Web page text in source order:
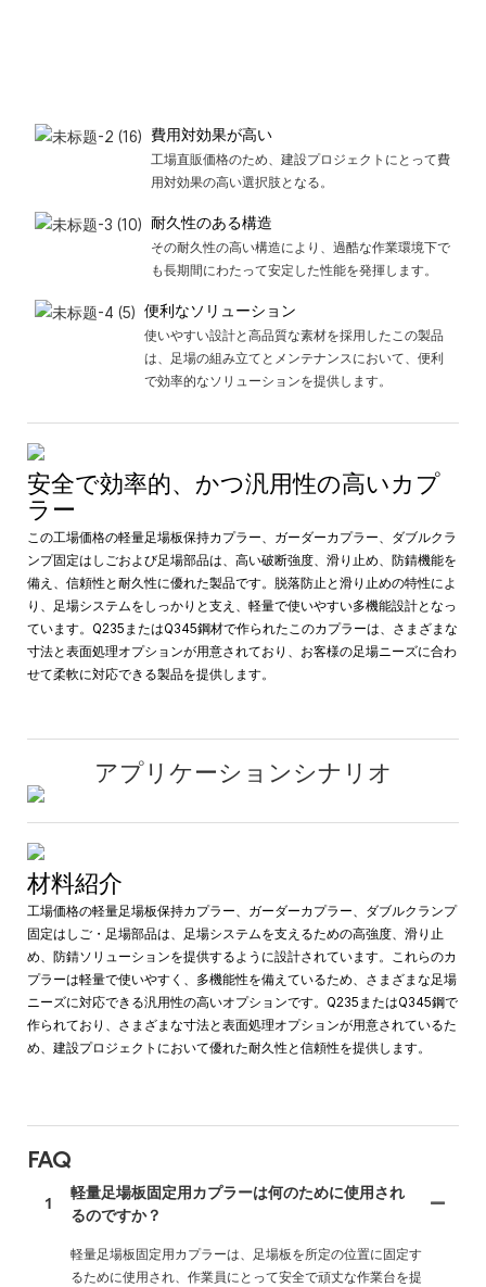
費用対効果が高い
工場直販価格のため、建設プロジェクトにとって費
用対効果の高い選択肢となる。
耐久性のある構造
その耐久性の高い構造により、過酷な作業環境下で
も長期間にわたって安定した性能を発揮します。
便利なソリューション
使いやすい設計と高品質な素材を採用したこの製品
は、足場の組み立てとメンテナンスにおいて、便利
で効率的なソリューションを提供します。
安全で効率的、かつ汎用性の高いカプ
ラー
この工場価格の軽量足場板保持カプラー、ガーダーカプラー、ダブルクラ
ンプ固定はしごおよび足場部品は、高い破断強度、滑り止め、防錆機能を
備え、信頼性と耐久性に優れた製品です。脱落防止と滑り止めの特性によ
り、足場システムをしっかりと支え、軽量で使いやすい多機能設計となっ
ています。Q235またはQ345鋼材で作られたこのカプラーは、さまざまな
寸法と表面処理オプションが用意されており、お客様の足場ニーズに合わ
せて柔軟に対応できる製品を提供します。
アプリケーションシナリオ
材料紹介
工場価格の軽量足場板保持カプラー、ガーダーカプラー、ダブルクランプ
固定はしご・足場部品は、足場システムを支えるための高強度、滑り止
め、防錆ソリューションを提供するように設計されています。これらのカ
プラーは軽量で使いやすく、多機能性を備えているため、さまざまな足場
ニーズに対応できる汎用性の高いオプションです。Q235またはQ345鋼で
作られており、さまざまな寸法と表面処理オプションが用意されているた
め、建設プロジェクトにおいて優れた耐久性と信頼性を提供します。
FAQ
1
軽量足場板固定用カプラーは何のために使用され
るのですか？
軽量足場板固定用カプラーは、足場板を所定の位置に固定す
るために使用され、作業員にとって安全で頑丈な作業台を提